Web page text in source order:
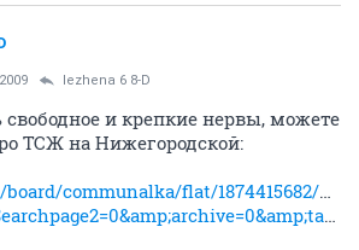
lezhena 6 8-D
свободное и крепкие нервы, можете
ТСЖ на Нижегородской:
communalka/flat/1874415682/